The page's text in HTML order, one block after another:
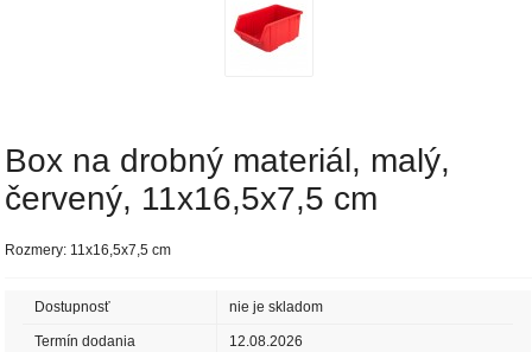
Box na drobný materiál, malý,
červený, 11x16,5x7,5 cm
Rozmery: 11x16,5x7,5 cm
Dostupnosť nie je skladom
Termín dodania 12.08.2026